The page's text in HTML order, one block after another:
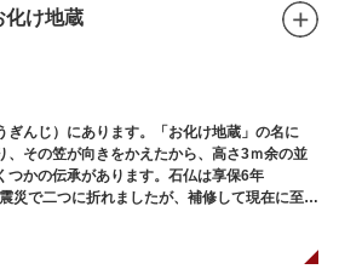
化け地蔵
ぎんじ）にあります。「お化け地蔵」の名に
、その笠が向きをかえたから、高さ3ｍ余の並
つかの伝承があります。石仏は享保6年
災で二つに折れましたが、補修して現在に至っ
（1790）に建てられました。